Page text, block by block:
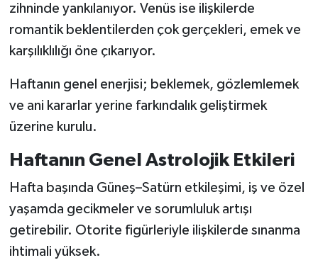
zihninde yankılanıyor. Venüs ise ilişkilerde
romantik beklentilerden çok gerçekleri, emek ve
karşılıklılığı öne çıkarıyor.
Haftanın genel enerjisi; beklemek, gözlemlemek
ve ani kararlar yerine farkındalık geliştirmek
üzerine kurulu.
Haftanın Genel Astrolojik Etkileri
Hafta başında Güneş–Satürn etkileşimi, iş ve özel
yaşamda gecikmeler ve sorumluluk artışı
getirebilir. Otorite figürleriyle ilişkilerde sınanma
ihtimali yüksek.